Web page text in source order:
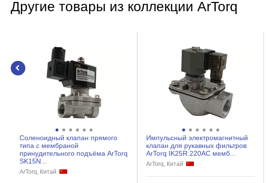
Особенности
Материал корпуса
Исполнение
Материал мембраны
Напряжение питания катушки, В
Принцип работы
Степень защиты, IP
Тип уплотнения
Другие товары из коллекции ArTorq
Соленоидный клапан прямого
типа с мембраной
принудительного подъёма ArTorq
SK15N...
ArTorq, Китай
Импульсный электромагнитный
клапан для рукавных фильтров
ArTorq IK25R.220AC мемб...
ArTorq, Китай